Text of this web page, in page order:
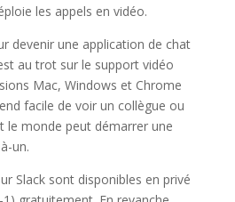
les appels en vidéo.
devenir une application de chat
au trot sur le support vidéo
Mac, Windows et Chrome
facile de voir un collègue ou
le monde peut démarrer une
un.
Slack sont disponibles en privé